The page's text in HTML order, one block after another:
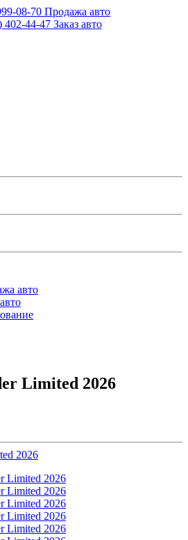
08-70 Продажа авто
402-44-47 Заказ авто
авто
Limited 2026